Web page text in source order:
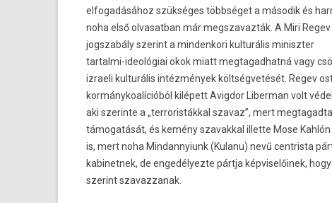
el­fogadásához szükséges többséget a második és
noha első ol­vasat­ban már megszavaz­ták. A Miri
jogszabá­ly szerint a min­denkori kul­turális miniszt­er
tartalmi-ideológiai okok miatt meg­tagad­hatná vagy
iz­raeli kul­turális intézmények költségvetését. Regev
kor­mánykoalícióból kilépett Avig­dor Li­ber­man volt
aki szerin­te a „ter­roris­tákk­al szavaz”, mert
támogatását, és kemény szavakk­al il­let­te Mose
is, mert noha Min­dannyiunk (Kulanu) nevű centris­ta
kabinet­nek, de en­gedélyez­te pártja kép­viselőinek,
szerint szavaz­zanak.